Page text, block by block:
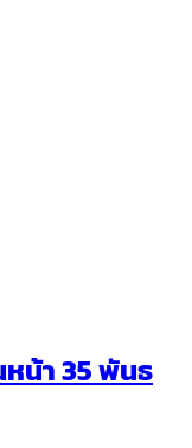
น้า 35 พันธ